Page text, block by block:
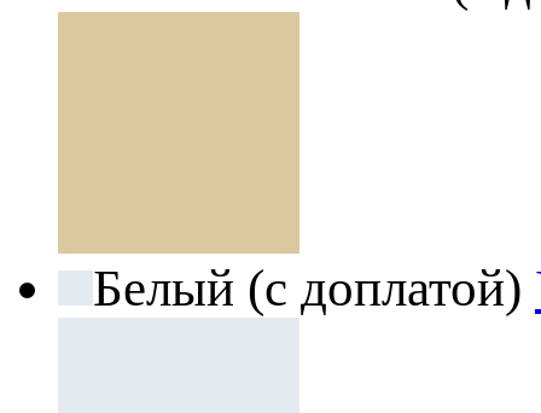
Белый (с доплатой)